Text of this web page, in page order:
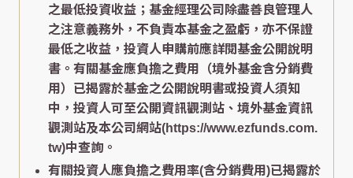
之最低投資收益；基金經理公司除盡善良管理人
之注意義務外，不負責本基金之盈虧，亦不保證
最低之收益，投資人申購前應詳閱基金公開說明
書。有關基金應負擔之費用（境外基金含分銷費
用）已揭露於基金之公開說明書或投資人須知
中，投資人可至公開資訊觀測站、境外基金資訊
觀測站及本公司網站(https://www.ezfunds.com.
tw)中查詢。
有關投資人應負擔之費用率(含分銷費用)已揭露於